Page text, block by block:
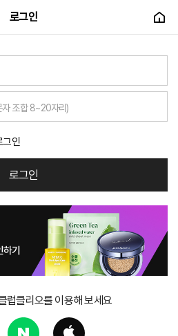
로그인
그인
로그인
럽클리오를 이용해 보세요